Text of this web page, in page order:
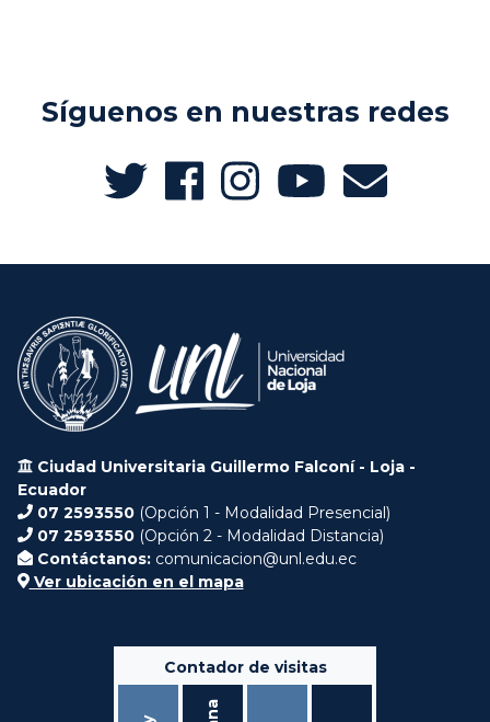
Síguenos en nuestras redes
Ciudad Universitaria Guillermo Falconí - Loja -
Ecuador
07 2593550 (Opción 1 - Modalidad Presencial)
07 2593550 (Opción 2 - Modalidad Distancia)
Contáctanos: comunicacion@unl.edu.ec
Ver ubicación en el mapa
Contador de visitas